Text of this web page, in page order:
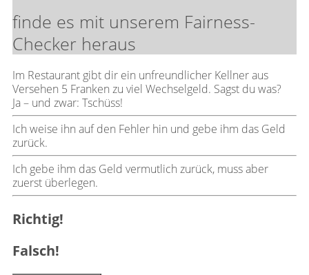
finde es mit unserem Fairness-
Checker heraus
Im Restaurant gibt dir ein unfreundlicher Kellner aus
Versehen 5 Franken zu viel Wechselgeld. Sagst du was?
Ja – und zwar: Tschüss!
Ich weise ihn auf den Fehler hin und gebe ihm das Geld
zurück.
Ich gebe ihm das Geld vermutlich zurück, muss aber
zuerst überlegen.
Richtig!
Falsch!